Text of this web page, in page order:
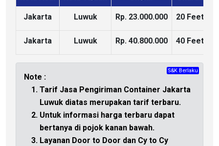
Jakarta Luwuk Rp. 23.000.000 20 Feet
Jakarta Luwuk Rp. 40.800.000 40 Feet
Note :
Tarif Jasa Pengiriman Container Jakarta
Luwuk diatas merupakan tarif terbaru.
Untuk informasi harga terbaru dapat
bertanya di
CHAT
pojok kanan bawah.
Layanan Door to Door dan Cy to Cy
S&K Berlaku